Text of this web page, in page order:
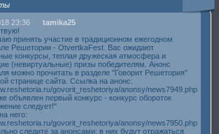
23:36
tamika25
принять участие в традиционном ежегодном
Решетории - OtvertkaFest. Вас ожидают
конкурсы, теплая дружеская атмосфера и
(невиртуальные) призы победителям. Анонс
можно прочитать в разделе "Говорит Решетория"
странице сайта. Ссылка на анонс:
govorit_reshetoriya/anonsy/news7949.php
объявлен первый конкурс - конкурс обороток
следует!"
него:
govorit_reshetoriya/anonsy/news7950.php
следите за анонсами: в них будут отражаться